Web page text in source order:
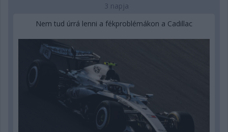
3 napja
Nem tud úrrá lenni a fékproblémákon a Cadillac